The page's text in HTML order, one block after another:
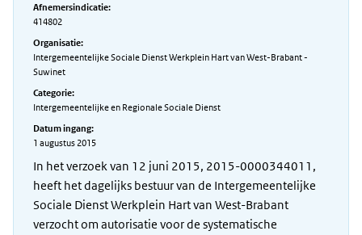
Afnemersindicatie:
414802
Organisatie:
Intergemeentelijke Sociale Dienst Werkplein Hart van West-Brabant -
Suwinet
Categorie:
Intergemeentelijke en Regionale Sociale Dienst
Datum ingang:
1 augustus 2015
In het verzoek van 12 juni 2015, 2015-0000344011,
heeft het dagelijks bestuur van de Intergemeentelijke
Sociale Dienst Werkplein Hart van West-Brabant
verzocht om autorisatie voor de systematische